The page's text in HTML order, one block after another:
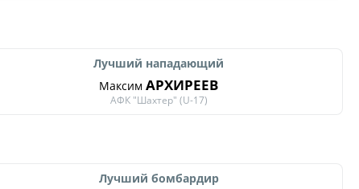
Лучший нападающий
МаксимАРХИРЕЕВ
АФК "Шахтер" (U-17)
Лучший бомбардир